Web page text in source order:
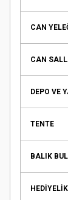
CAN
CAN
DEPO VE
TENTE
BALIK